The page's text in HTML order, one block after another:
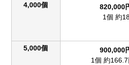
4,000個 820,000
1個 約
5,000個 900,000
1個 約